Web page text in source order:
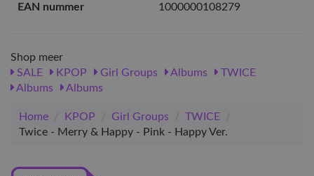
EAN nummer
1000000108279
Shop meer
SALE
KPOP Girl Groups Albums
TWICE
Albums
Albums
Home / KPOP / Girl Groups / TWICE
/
Twice - Merry & Happy - Pink - Happy Ver.